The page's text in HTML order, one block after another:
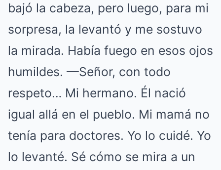
bajó la cabeza, pero luego, para mi
sorpresa, la levantó y me sostuvo
la mirada. Había fuego en esos ojos
humildes. —Señor, con todo
respeto… Mi hermano. Él nació
igual allá en el pueblo. Mi mamá no
tenía para doctores. Yo lo cuidé. Yo
lo levanté. Sé cómo se mira a un